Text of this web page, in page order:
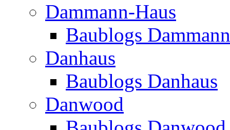
Dammann-Haus
Baublogs
Danhaus
Baublogs Danhaus
Danwood